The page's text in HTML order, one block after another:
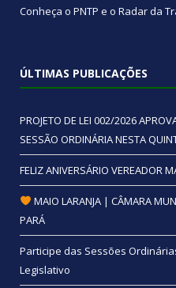
Conheça o PNTP e o Radar da
ÚLTIMAS PUBLICAÇÕES
PROJETO DE LEI 002/2026
SESSÃO ORDINÁRIA NESTA
FELIZ ANIVERSÁRIO VEREADOR
MAIO LARANJA | CÂMARA
PARÁ
Participe das Sessões
Legislativo